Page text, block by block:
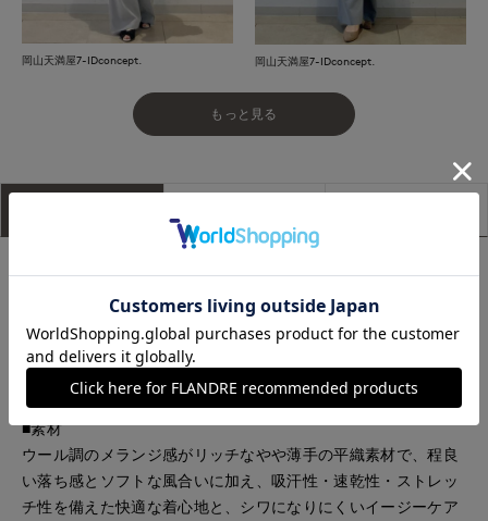
岡山天満屋7-IDconcept. 岡山天満屋7-IDconcept.
もっと見る
■デザイン
ウエストゴム仕様のイージーパンツ。膝上はすっきりと裾に向
けて分量を持たせたスタイルアップにこだわったシルエットに
加え、ウエスト内側のドロストで調整が可能な、リラックス感
と上品さを両立した汎用性の高いアイテムです。
■素材
ウール調のメランジ感がリッチなやや薄手の平織素材で、程良
い落ち感とソフトな風合いに加え、吸汗性・速乾性・ストレッ
チ性を備えた快適な着心地と、シワになりにくいイージーケア